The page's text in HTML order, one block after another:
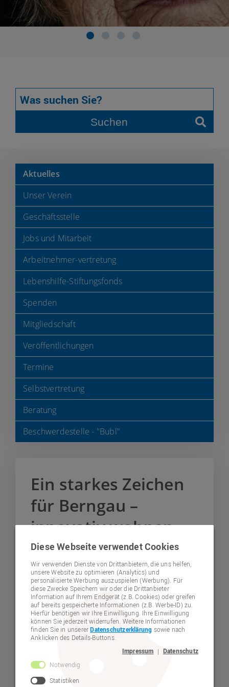
Suchen
Aktuelles
Unser Verein
Geschäftsstelle
Jobs und Mitarbeit
Arbeitnehmer-vertretung
Lebenshilfe-Stiftungsfonds
Spenden
Mitgliedschaft
Veröffentlichungen
Termine
Selbstvertretung
Beratung
Beschwerdestelle - "Bubl"
Ein starkes Zeichen
für Berngau –
innovativ wohnen
Offizielle Einweihung des innovativen Wohnprojekts
in Berngau
Diese Webseite verwendet Cookies
Wir verwenden Dienste von Drittanbietern, die uns helfen,
unsere Website zu optimieren (Analytics) und
personalisierte Werbung auszuspielen (Werbung). Für
diese Zwecke Speichern wir oder die Drittanbieter
Information auf Ihrem Endgerät (z.B. Cookies) oder greifen
auf bereits gespeicherte Informationen (z.B. Werbe-ID) zu.
Hierfür benötigen wir Ihre Einwilligung. Ihre Einwilligung
können Sie jederzeit widerrufen. Weitere Informationen
finden Sie in unsererDatenschutzerklärung sowie nach
Anklicken des Details-Buttons.
Impressum | Datenschutz
Notwendig
Statistiken